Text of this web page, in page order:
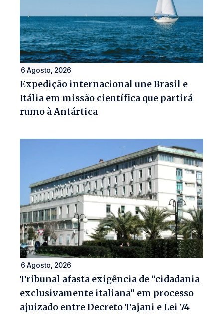
6 Agosto, 2026
Expedição internacional une Brasil e
Itália em missão científica que partirá
rumo à Antártica
6 Agosto, 2026
Tribunal afasta exigência de “cidadania
exclusivamente italiana” em processo
ajuizado entre Decreto Tajani e Lei 74